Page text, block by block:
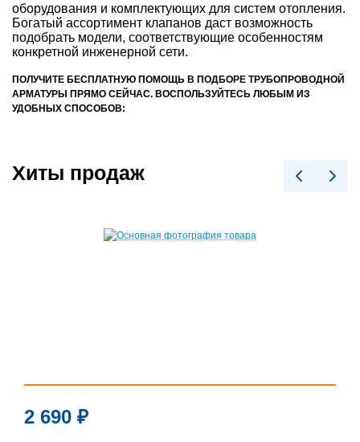
оборудования и комплектующих для систем отопления.
Богатый ассортимент клапанов даст возможность
подобрать модели, соответствующие особенностям
конкретной инженерной сети.
ПОЛУЧИТЕ БЕСПЛАТНУЮ ПОМОЩЬ В ПОДБОРЕ ТРУБОПРОВОДНОЙ
АРМАТУРЫ ПРЯМО СЕЙЧАС. ВОСПОЛЬЗУЙТЕСЬ ЛЮБЫМ ИЗ
УДОБНЫХ СПОСОБОВ:
Хиты продаж
2 690 ₽